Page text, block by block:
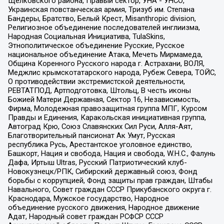
Украинская повстанческая армия, Тризуб им. Степана
Бандеры, Братство, Белый Крест, Misanthropic division,
Религиозное объединение последователей инглиизма,
Народная Социальная Инициатива, TulaSkins,
Этнополитическое объединение Русские, Русское
национальное объединение Атака, Мечеть Мирмамеда,
Община Коренного Русского народа г. Астрахани, ВОЛЯ,
Меджлис крымскотатарского народа, Рубеж Севера, ТОЙС,
О противодействии экстремистской деятельности,
РЕВТАТПОД, Артподготовка, Штольц, В честь иконы
Божией Матери Державная, Сектор 16, Независимость,
Фирма, Молодежная правозащитная группа МПГ, Курсом
Правды и Единения, Каракольская инициативная группа,
Автоград Крю, Союз Славянских Сил Руси, Алля-Аят,
Благотворительный пансионат Ак Умут, Русская
республика Русь, Арестантское уголовное единство,
Башкорт, Нация и свобода, Нация и свобода, W.H.С., Фалунь
Дафа, Иртыш Ultras, Русский Патриотический клуб-
Новокузнецк/РПК, Сибирский державный союз, Фонд
борьбы с коррупцией, Фонд защиты прав граждан, Штабы
Навального, Совет граждан СССР Прикубанского округа г.
Краснодара, Мужское государство, Народное
объединение русского движения, Народное движение
Адат, Народный совет граждан РСФСР СССР